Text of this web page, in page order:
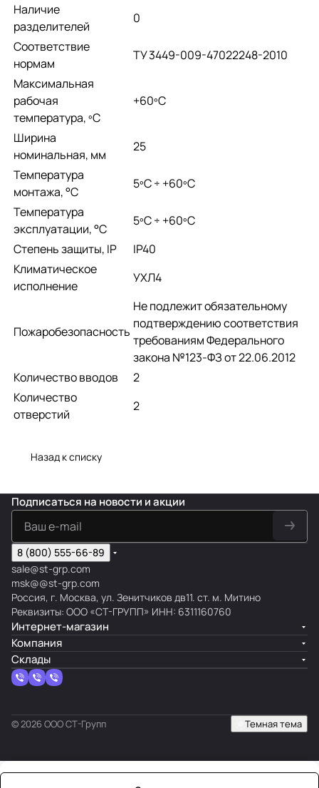
Наличие
разделителей
0
Соответствие
нормам
ТУ 3449-009-47022248-2010
Максимальная
рабочая
температура, ºС
+60ºС
Ширина
номинальная, мм
25
Температура
монтажа, °С
­5ºС ÷ +60ºС
Температура
эксплуатации, °С
­5ºС ÷ +60ºС
Степень защиты, IP
IP40
Климатическое
исполнение
УХЛ4
Пожаробезопасность
Не подлежит обязательному
подтверждению соответствия
требованиям Федерального
закона №123-ФЗ от 22.06.2012
Количество вводов
2
Количество
отверстий
2
Назад к списку
Подписаться на новости и акции
8 (800) 555-66-89
sale@st-grp.com
msk@@st-grp.com
Россия, г. Москва, ул. Зенитчиков дв11. ст. м. Митино
Реквизиты: ООО «СТ-ГРУПП» ИНН: 6311160760
Интернет-магазин
Компания
Склады
© 2026 ООО СТ-Групп Темная тема